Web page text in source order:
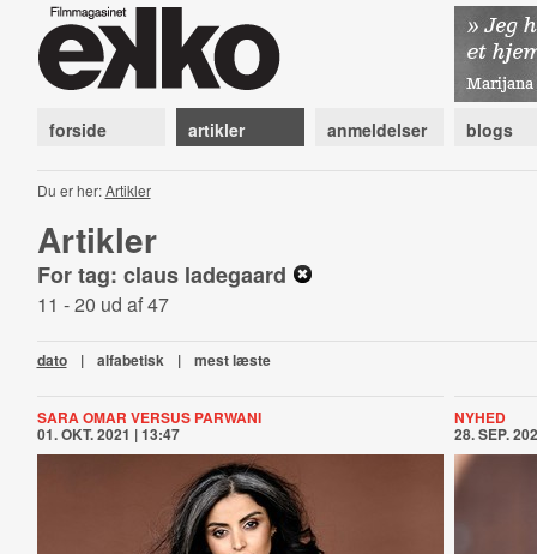
forside artikler anmeldelser blogs
Du er her:Artikler
Artikler
For tag: claus ladegaard
11 - 20 ud af 47
dato | alfabetisk | mest læste
SARA OMAR VERSUS PARWANI
01. OKT. 2021 | 13:47
NYHED
28. SEP.